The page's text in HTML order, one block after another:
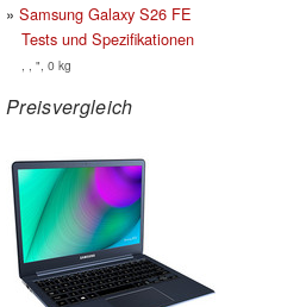
Samsung Galaxy S26 FE
Tests und Spezifikationen
, , ", 0 kg
Preisvergleich